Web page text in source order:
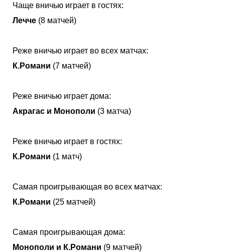
Чаще вничью играет в гостях:
Лечче (8 матчей)
Реже вничью играет во всех матчах:
К.Романи (7 матчей)
Реже вничью играет дома:
Акрагас и Монополи (3 матча)
Реже вничью играет в гостях:
К.Романи (1 матч)
Самая проигрывающая во всех матчах:
К.Романи (25 матчей)
Самая проигрывающая дома:
Монополи и К.Романи (9 матчей)